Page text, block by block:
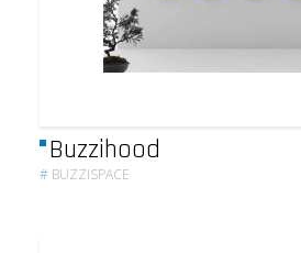
Buzzihood
# BUZZISPACE